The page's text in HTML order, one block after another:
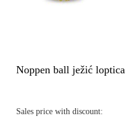
Noppen ball ježić
Sales price with discount: